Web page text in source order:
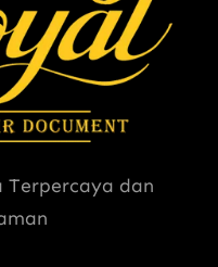
Terpercaya dan